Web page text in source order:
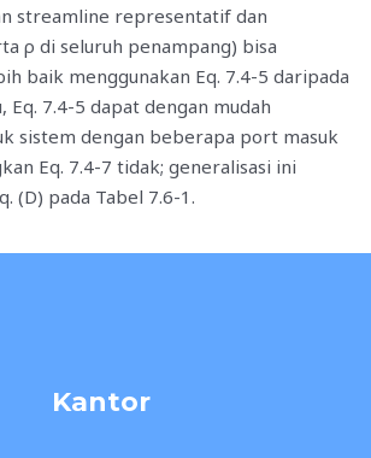
streamline representatif dan
ρ di seluruh penampang) bisa
baik menggunakan Eq. 7.4-5 daripada
Eq. 7.4-5 dapat dengan mudah
sistem dengan beberapa port masuk
Eq. 7.4-7 tidak; generalisasi ini
(D) pada Tabel 7.6-1.
Kantor